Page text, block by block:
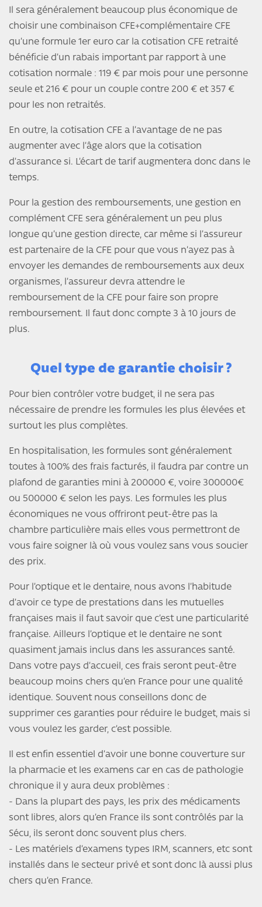
Il sera généralement beaucoup plus économique de
choisir une combinaison CFE+complémentaire CFE
qu’une formule 1er euro car la cotisation CFE retraité
bénéficie d’un rabais important par rapport à une
cotisation normale : 119 € par mois pour une personne
seule et 216 € pour un couple contre 200 € et 357 €
pour les non retraités.
En outre, la cotisation CFE a l’avantage de ne pas
augmenter avec l’âge alors que la cotisation
d’assurance si. L’écart de tarif augmentera donc dans le
temps.
Pour la gestion des remboursements, une gestion en
complément CFE sera généralement un peu plus
longue qu’une gestion directe, car même si l’assureur
est partenaire de la CFE pour que vous n’ayez pas à
envoyer les demandes de remboursements aux deux
organismes, l’assureur devra attendre le
remboursement de la CFE pour faire son propre
remboursement. Il faut donc compte 3 à 10 jours de
plus.
Quel type de garantie choisir ?
Pour bien contrôler votre budget, il ne sera pas
nécessaire de prendre les formules les plus élevées et
surtout les plus complètes.
En hospitalisation, les formules sont généralement
toutes à 100% des frais facturés, il faudra par contre un
plafond de garanties mini à 200000 €, voire 300000€
ou 500000 € selon les pays. Les formules les plus
économiques ne vous offriront peut-être pas la
chambre particulière mais elles vous permettront de
vous faire soigner là où vous voulez sans vous soucier
des prix.
Pour l’optique et le dentaire, nous avons l’habitude
d’avoir ce type de prestations dans les mutuelles
françaises mais il faut savoir que c’est une particularité
française. Ailleurs l’optique et le dentaire ne sont
quasiment jamais inclus dans les assurances santé.
Dans votre pays d’accueil, ces frais seront peut-être
beaucoup moins chers qu’en France pour une qualité
identique. Souvent nous conseillons donc de
supprimer ces garanties pour réduire le budget, mais si
vous voulez les garder, c’est possible.
Il est enfin essentiel d’avoir une bonne couverture sur
la pharmacie et les examens car en cas de pathologie
chronique il y aura deux problèmes :
- Dans la plupart des pays, les prix des médicaments
sont libres, alors qu’en France ils sont contrôlés par la
Sécu, ils seront donc souvent plus chers.
- Les matériels d’examens types IRM, scanners, etc sont
installés dans le secteur privé et sont donc là aussi plus
chers qu’en France.